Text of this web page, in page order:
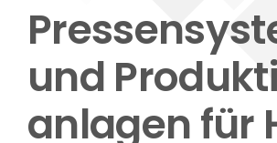
und
anlagen für